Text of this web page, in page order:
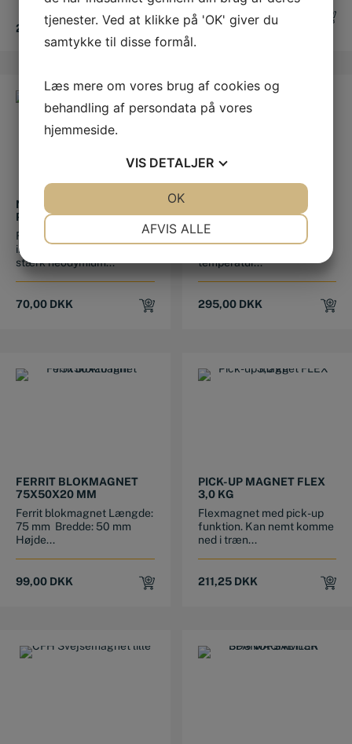
327,50DKK Original
price
was:
289,00DKK
Current
price
is:
39,00DKK
NEODYMIUM
POTTEMAGNET Ø40X8,0
Fladpottemagnet
indkapslet i stålkappe med
stærk neodymium...
70,00 DKK
POTTEMAGNET Ø 45,0 X
30,0 MM M8 GEVIND
Pottemagnet Ø 45,0 X
temperatur...
295,00 DKK
FERRIT BLOKMAGNET
75X50X20 MM
Ferrit blokmagnet Længde:
75 mm Bredde: 50 mm
Højde...
99,00 DKK
PICK-UP MAGNET FLEX
3,0 KG
Flexmagnet med pick-up
funktion. Kan nemt komme
ned i træn...
211,25 DKK
tjenester. Ved at klikke på 'OK' giver du
samtykke til disse formål.
Læs mere om vores brug af cookies og
behandling af persondata på vores
hjemmeside.
VIS DETALJER
AFVIS ALLE
OK